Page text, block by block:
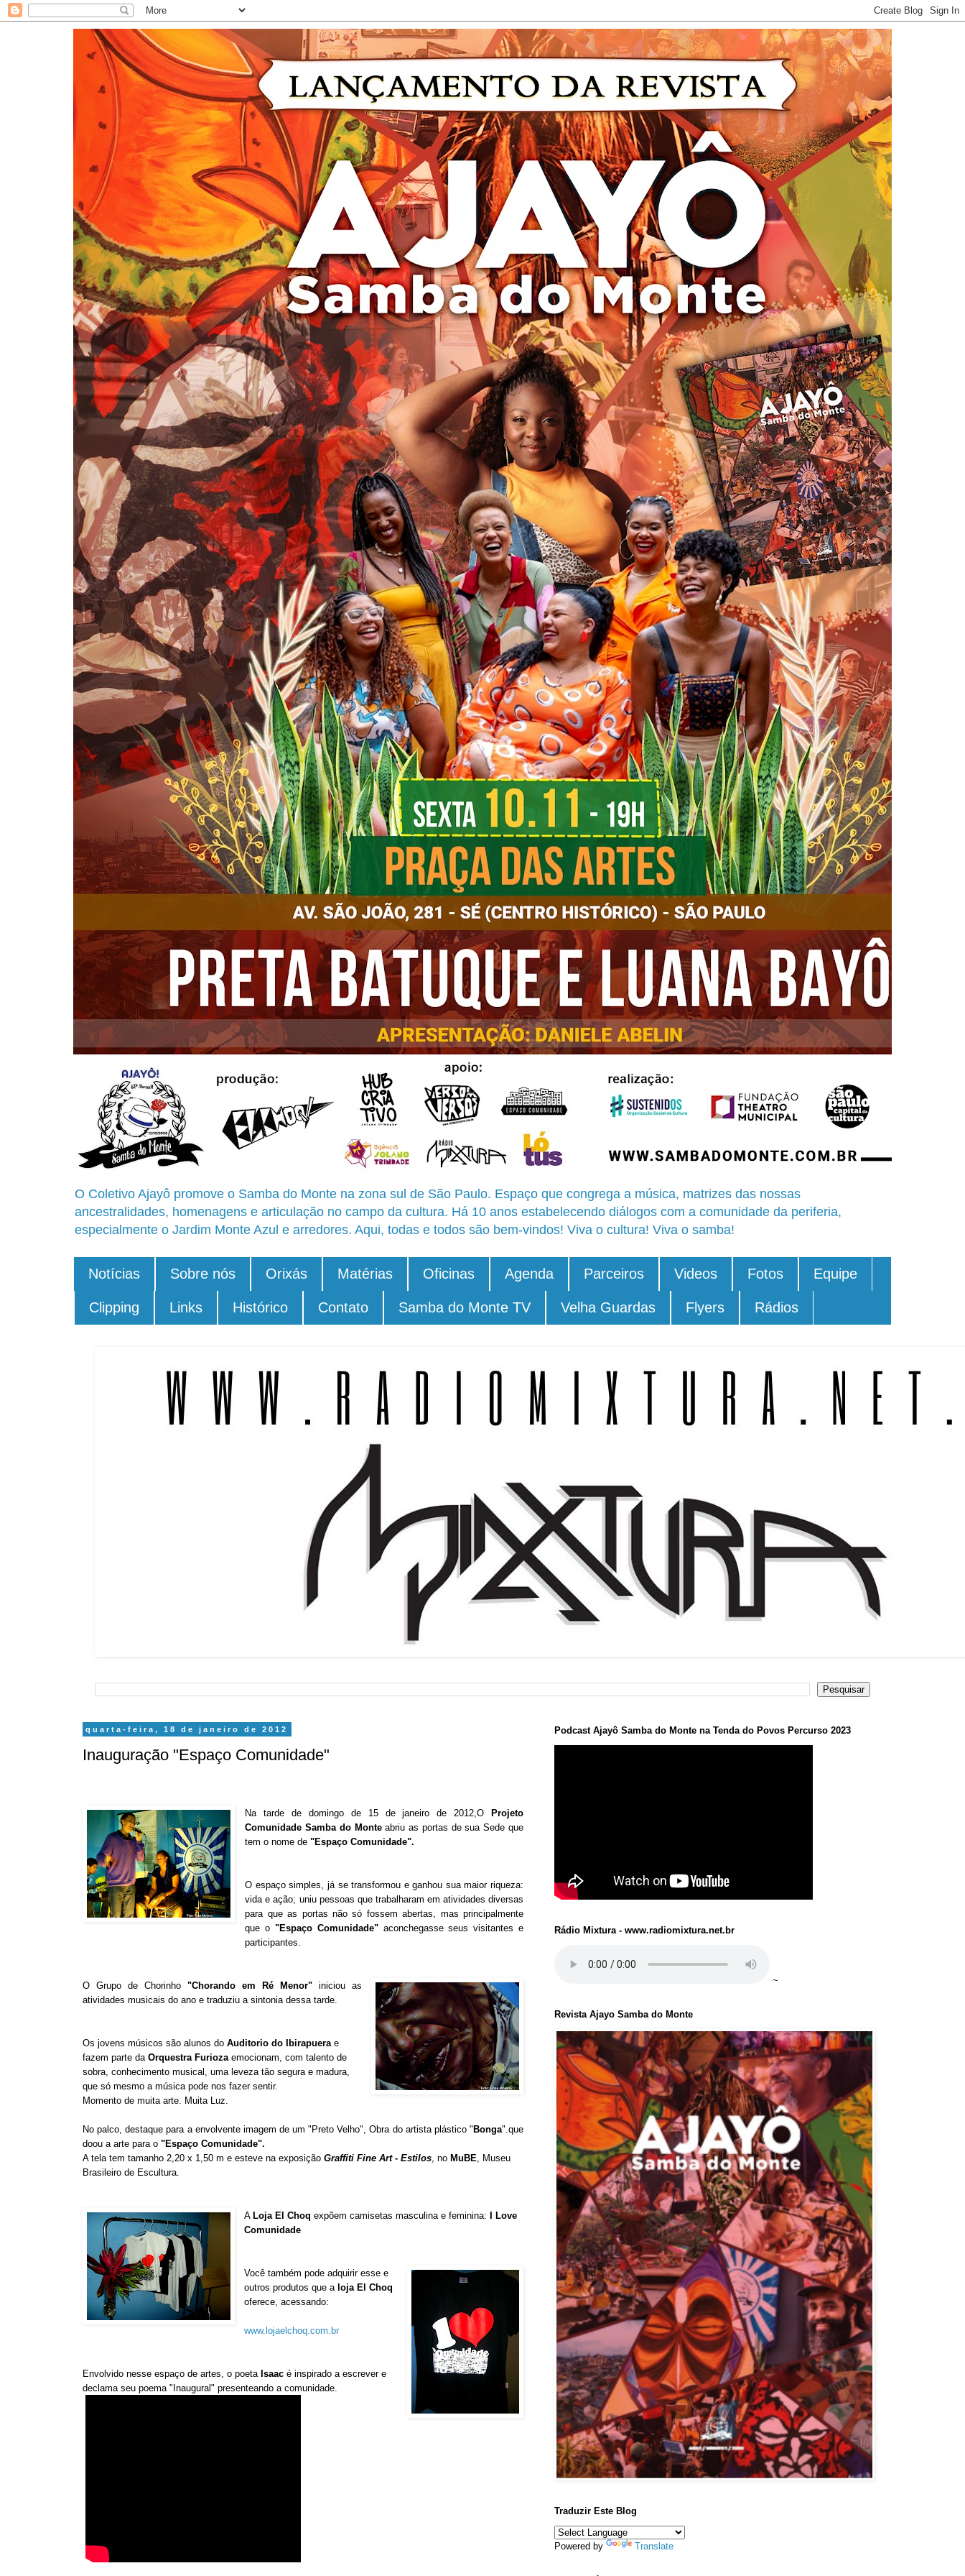
O Coletivo Ajayô promove o Samba do Monte na zona sul de São Paulo. Espaço que congrega a música, matrizes das nossas
ancestralidades, homenagens e articulação no campo da cultura. Há 10 anos estabelecendo diálogos com a comunidade da periferia,
especialmente o Jardim Monte Azul e arredores. Aqui, todas e todos são bem-vindos! Viva o cultura! Viva o samba!
Notícias Sobre nós Orixás Matérias Oficinas Agenda Parceiros Videos Fotos Equipe
Clipping Links Histórico Contato Samba do Monte TV Velha Guardas Flyers Rádios
quarta-feira, 18 de janeiro de 2012
Inauguração "Espaço Comunidade"
Na tarde de domingo de 15 de janeiro de 2012,O
Projeto
Comunidade Samba do Monteabriu as portas de sua Sede que
tem o nome de"Espaço Comunidade".
O espaço simples, já se transformou e ganhou sua maior riqueza:
vida e ação; uniu pessoas que trabalharam em atividades diversas
para que as portas não só fossem abertas, mas principalmente
que o "Espaço Comunidade"aconchegasse seus visitantes e
participantes.
O Grupo de Chorinho "Chorando em Ré Menor" iniciou as
atividades musicais do ano e traduziu a sintonia dessa tarde.
Os jovens músicos são alunos do Auditorio do Ibirapuerae
fazem parte da Orquestra Furiozaemocionam, com talento de
sobra, conhecimento musical, uma leveza tão segura e madura,
que só mesmo a música pode nos fazer sentir.
Momento de muita arte. Muita Luz.
No palco, destaque para a envolvente imagem de um "Preto Velho", Obra do artista plástico " Bonga".que
doou a arte para o "Espaço Comunidade".
A tela tem tamanho 2,20 x 1,50 m e esteve na exposição Graffiti Fine Art - Estilos, no MuBE, Museu
Brasileiro de Escultura.
A Loja El Choq expõem camisetas masculina e feminina:
I Love
Comunidade
Você também pode adquirir esse e
outros produtos que a loja El Choq
oferece, acessando:
www.lojaelchoq.com.br
Envolvido nesse espaço de artes, o poeta Isaac é inspirado a escrever e
declama seu poema "Inaugural" presenteando a comunidade.
Podcast Ajayô Samba do Monte na Tenda do Povos Percurso 2023
Rádio Mixtura - www.radiomixtura.net.br
~
Revista Ajayo Samba do Monte
Traduzir Este Blog
Powered by Translate